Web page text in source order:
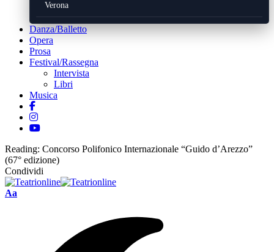
Verona
Danza/Balletto
Opera
Prosa
Festival/Rassegna
Intervista
Libri
Musica
Reading: Concorso Polifonico Internazionale “Guido d’Arezzo”
(67° edizione)
Condividi
Font
Aa